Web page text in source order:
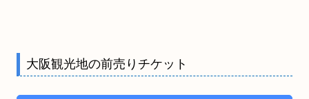
大阪観光地の前売りチケット